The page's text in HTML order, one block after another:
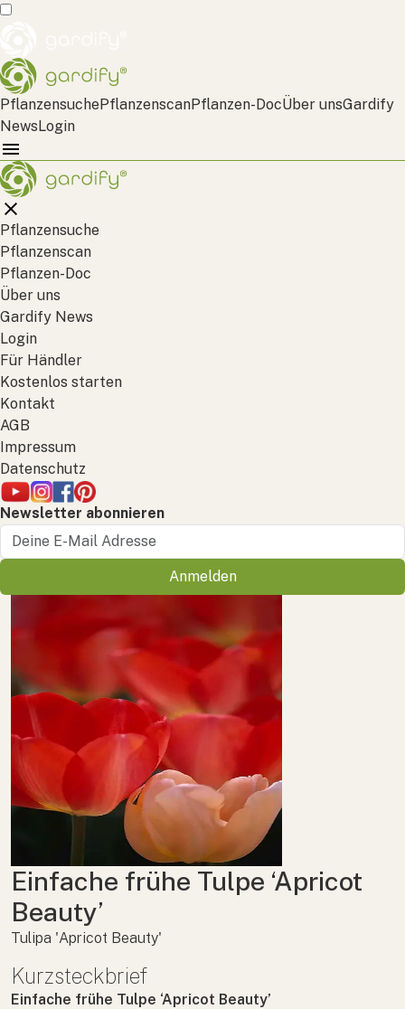
PflanzensuchePflanzenscanPflanzen-DocÜber unsGardify
NewsLogin
Pflanzensuche
Pflanzenscan
Pflanzen-Doc
Über uns
Gardify News
Login
Für Händler
Kostenlos starten
Kontakt
AGB
Impressum
Datenschutz
Newsletter abonnieren
Anmelden
Einfache frühe Tulpe ‘Apricot
Beauty’
Tulipa 'Apricot Beauty'
Kurzsteckbrief
Einfache frühe Tulpe ‘Apricot Beauty’